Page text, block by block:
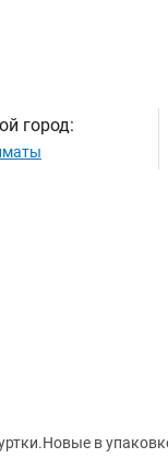
город:
в